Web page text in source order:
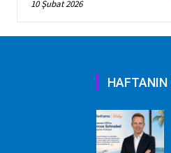
10 Şubat 2026
HAFTANIN